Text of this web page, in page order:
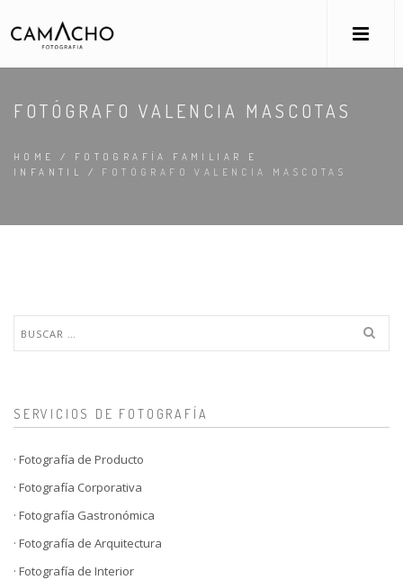
FOTÓGRAFO VALENCIA MASCOTAS
HOME / FOTOGRAFÍA FAMILIAR E
INFANTIL
/ FOTÓGRAFO VALENCIA MASCOTAS
SERVICIOS DE FOTOGRAFÍA
· Fotografía de Producto
· Fotografía Corporativa
· Fotografía Gastronómica
· Fotografía de Arquitectura
· Fotografía de Interior